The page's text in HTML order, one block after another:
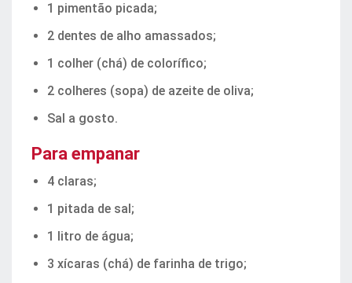
1 pimentão picada;
2 dentes de alho amassados;
1 colher (chá) de colorífico;
2 colheres (sopa) de azeite de oliva;
Sal a gosto.
Para empanar
4 claras;
1 pitada de sal;
1 litro de água;
3 xícaras (chá) de farinha de trigo;